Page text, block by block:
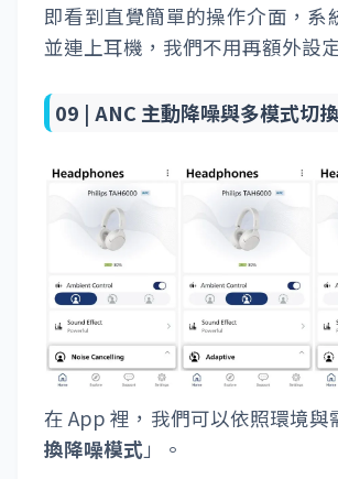
即看到直覺簡單的操作介面，系
並連上耳機，我們不用再額外設
09 |ANC 主動降噪與多模式切換
在 App 裡，我們可以依照環境與
換降噪模式」。